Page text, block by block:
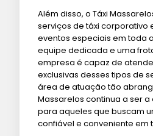
Além disso, o Táxi
serviços de táxi corporativo
eventos especiais em toda
equipe dedicada e uma
empresa é capaz de
exclusivas desses tipos de
área de atuação tão
Massarelos continua a ser
para aqueles que buscam
confiável e conveniente em